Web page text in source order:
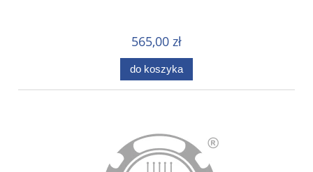
565,00 zł
do koszyka